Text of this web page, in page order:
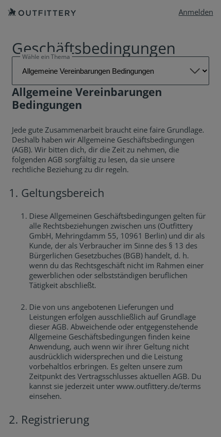
Anmelden
Geschäftsbedingungen
Wähle ein Thema

Allgemeine Vereinbarungen
Bedingungen
Jede gute Zusammenarbeit braucht eine faire Grundlage.
Deshalb haben wir Allgemeine Geschäftsbedingungen
(AGB). Wir bitten dich, dir die Zeit zu nehmen, die
folgenden AGB sorgfältig zu lesen, da sie unsere
rechtliche Beziehung zu dir regeln.
Geltungsbereich
Diese Allgemeinen Geschäftsbedingungen gelten für
alle Rechtsbeziehungen zwischen uns (Outfittery
GmbH, Mehringdamm 55, 10961 Berlin) und dir als
Kunde, der als Verbraucher im Sinne des § 13 des
Bürgerlichen Gesetzbuches (BGB) handelt, d. h.
wenn du das Rechtsgeschäft nicht im Rahmen einer
gewerblichen oder selbstständigen beruflichen
Tätigkeit abschließt.
Die von uns angebotenen Lieferungen und
Leistungen erfolgen ausschließlich auf Grundlage
dieser AGB. Abweichende oder entgegenstehende
Allgemeine Geschäftsbedingungen finden keine
Anwendung, auch wenn wir ihrer Geltung nicht
ausdrücklich widersprechen und die Leistung
vorbehaltlos erbringen. Es gelten unsere zum
Zeitpunkt des Vertragsschlusses aktuellen AGB. Du
kannst sie jederzeit unter www.outfittery.de/terms
einsehen.
Registrierung